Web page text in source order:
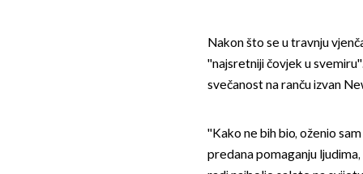
Nakon što se u travnju
''najsretniji čovjek u
svečanost na ranču izvan
''Kako ne bih bio, oženio
predana pomaganju